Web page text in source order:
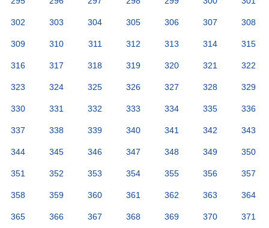
302 303 304 305 306 307 308
309 310 311 312 313 314 315
316 317 318 319 320 321 322
323 324 325 326 327 328 329
330 331 332 333 334 335 336
337 338 339 340 341 342 343
344 345 346 347 348 349 350
351 352 353 354 355 356 357
358 359 360 361 362 363 364
365 366 367 368 369 370 371